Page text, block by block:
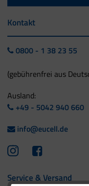
Kontakt
0800 - 1 38 23 55
(gebührenfrei aus
Ausland:
+49 - 5042 940 660
info@eucell.de
Service & Versand